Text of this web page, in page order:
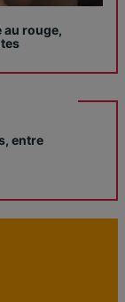
au rouge,
entre